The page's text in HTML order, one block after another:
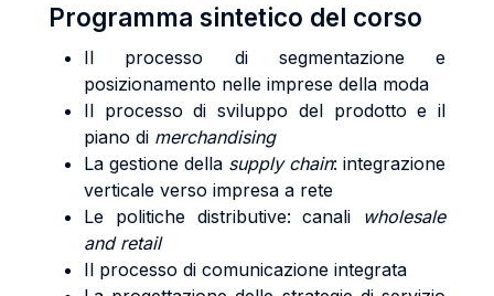
Programma sintetico del corso
Il processo di segmentazione e
posizionamento nelle imprese della moda
Il processo di sviluppo del prodotto e il
piano di merchandising
La gestione della supply chain: integrazione
verticale verso impresa a rete
Le politiche distributive: canali wholesale
and retail
Il processo di comunicazione integrata